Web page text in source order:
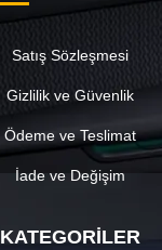
Satış Sözleşmesi
Gizlilik ve Güvenlik
Ödeme ve Teslimat
İade ve Değişim
KATEGORİLER